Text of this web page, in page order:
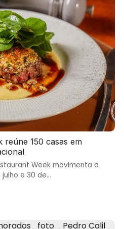
reúne 150 casas em
Week movimenta a
e 30 de…